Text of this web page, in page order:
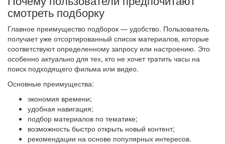
смотреть подборку
Главное преимущество подборок — удобство. Пользователь
получает уже отсортированный список материалов, которые
соответствуют определенному запросу или настроению. Это
особенно актуально для тех, кто не хочет тратить часы на
поиск подходящего фильма или видео.
Основные преимущества:
экономия времени;
удобная навигация;
подбор материалов по тематике;
возможность быстро открыть новый контент;
рекомендации на основе популярных интересов.